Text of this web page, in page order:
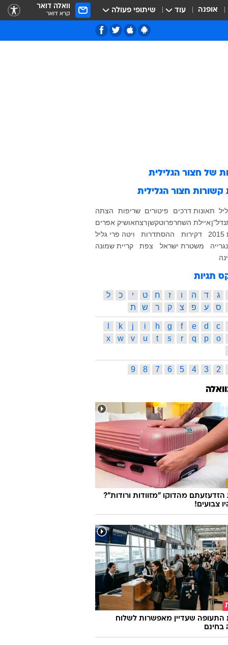
אופנה עוד שיתופי פעולה וואלה דואר
קרא דואר
של חצור הגלילית
קשורות חצור הגלילית
תאונות דרכים פיטורים שריפות
הצתה
נדל"ןאיילת השחרפרוטקשןרצחאושיק אפרים
דקירות ההסתדרות
ויטה פרי גליל
משטרת ישראל צפת
קריית שמונה
תגיות
ג ד ה ו ז ח ט י כ
ל
ס ע פ צ ק ר ש ת
c
d
e
f
g
h
i
j
k
o
p
q
r
s
t
u
v
w
x
2
3
4
5
6
7
8
9
מהדוקו "מזוודות ורודות"?
צבועים!
התעופה שעדיין מאפשרות לשלוח
בחינם